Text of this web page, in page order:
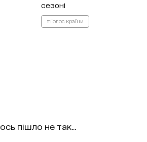
сезоні
#Голос країни
пішло не так...